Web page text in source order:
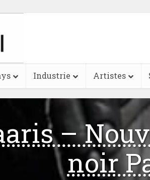
Industrie Artistes
–
noir